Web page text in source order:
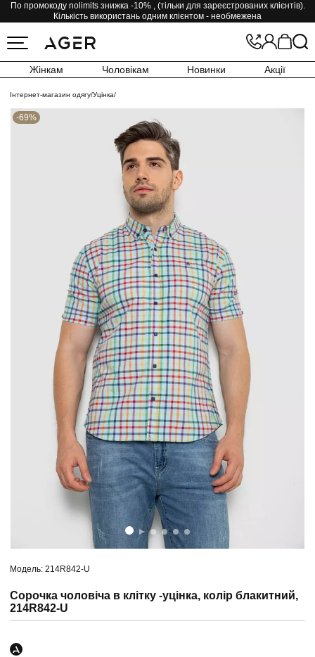
По промокоду nolimits знижка -10% , (тільки для зареєстрованих клієнтів).
Кількість використань одним клієнтом - необмежена
Жінкам Чоловікам Новинки Акції
Інтернет-магазин одягу/Уцінка/
-69%
Модель: 214R842-U
Сорочка чоловіча в клітку -уцінка, колір блакитний,
214R842-U